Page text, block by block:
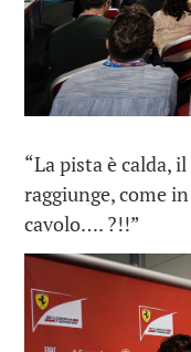
“La pista è calda,
raggiunge, come
cavolo…. ?!!”